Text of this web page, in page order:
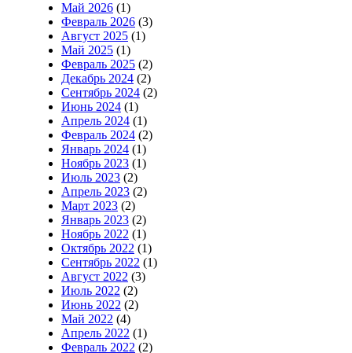
Май 2026 (1)
Февраль 2026 (3)
Август 2025 (1)
Май 2025 (1)
Февраль 2025 (2)
Декабрь 2024 (2)
Сентябрь 2024 (2)
Июнь 2024 (1)
Апрель 2024 (1)
Февраль 2024 (2)
Январь 2024 (1)
Ноябрь 2023 (1)
Июль 2023 (2)
Апрель 2023 (2)
Март 2023 (2)
Январь 2023 (2)
Ноябрь 2022 (1)
Октябрь 2022 (1)
Сентябрь 2022 (1)
Август 2022 (3)
Июль 2022 (2)
Июнь 2022 (2)
Май 2022 (4)
Апрель 2022 (1)
Февраль 2022 (2)